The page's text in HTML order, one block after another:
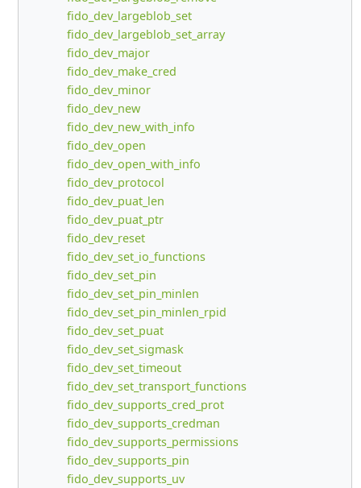
fido_dev_largeblob_set
fido_dev_largeblob_set_array
fido_dev_major
fido_dev_make_cred
fido_dev_minor
fido_dev_new
fido_dev_new_with_info
fido_dev_open
fido_dev_open_with_info
fido_dev_protocol
fido_dev_puat_len
fido_dev_puat_ptr
fido_dev_reset
fido_dev_set_io_functions
fido_dev_set_pin
fido_dev_set_pin_minlen
fido_dev_set_pin_minlen_rpid
fido_dev_set_puat
fido_dev_set_sigmask
fido_dev_set_timeout
fido_dev_set_transport_functions
fido_dev_supports_cred_prot
fido_dev_supports_credman
fido_dev_supports_permissions
fido_dev_supports_pin
fido_dev_supports_uv